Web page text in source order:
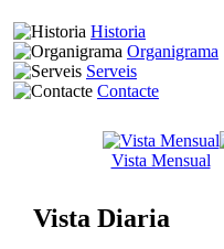
Historia
Organigrama
Serveis
Contacte
Vista Mensual
Vista Diaria